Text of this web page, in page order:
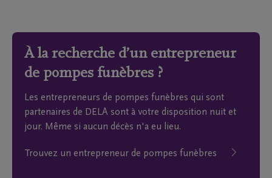
À la recherche d’un entrepreneur
de pompes funèbres ?
Les entrepreneurs de pompes funèbres qui sont
partenaires de DELA sont à votre disposition nuit et
jour. Même si aucun décès n'a eu lieu.
Trouvez un entrepreneur de pompes funèbres